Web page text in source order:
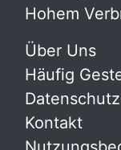
Hohem
Über Uns
Häufig
Kontakt